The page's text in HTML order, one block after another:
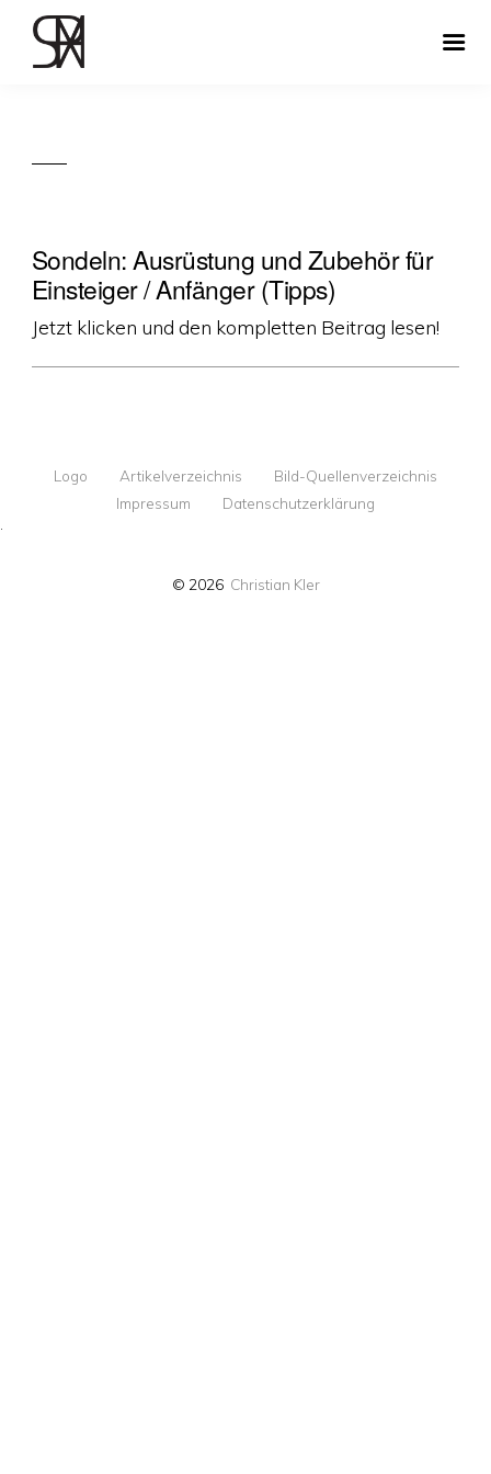
Sondeln: Ausrüstung und Zubehör für
Einsteiger / Anfänger (Tipps)
Jetzt klicken und den kompletten Beitrag lesen!
Logo Artikelverzeichnis
Bild-Quellenverzeichnis
Impressum
Datenschutzerklärung
·
© 2026 Christian Kler